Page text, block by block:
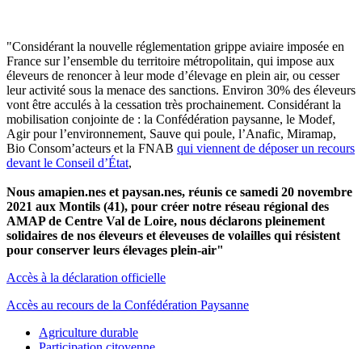
"Considérant la nouvelle réglementation grippe aviaire imposée en
France sur l’ensemble du territoire métropolitain, qui impose aux
éleveurs de renoncer à leur mode d’élevage en plein air, ou cesser
leur activité sous la menace des sanctions. Environ 30% des éleveurs
vont être acculés à la cessation très prochainement. Considérant la
mobilisation conjointe de : la Confédération paysanne, le Modef,
Agir pour l’environnement, Sauve qui poule, l’Anafic, Miramap,
Bio Consom’acteurs et la FNAB qui viennent de déposer un recours
devant le Conseil d’État,
Nous amapien.nes et paysan.nes, réunis ce samedi 20 novembre
2021 aux Montils (41), pour créer notre réseau régional des
AMAP de Centre Val de Loire, nous déclarons pleinement
solidaires de nos éleveurs et éleveuses de volailles qui résistent
pour conserver leurs élevages plein-air"
Accès à la déclaration officielle
Accès au recours de la Confédération Paysanne
Agriculture durable